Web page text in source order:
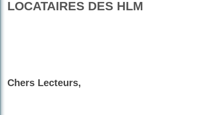
LOCATAIRES DES HLM
Chers Lecteurs,